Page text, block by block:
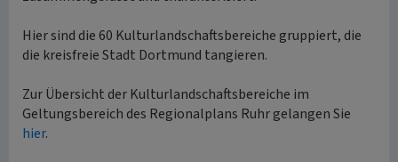
Hier sind die 60 Kulturlandschaftsbereiche gruppiert, die
die kreisfreie Stadt Dortmund tangieren.
Zur Übersicht der Kulturlandschaftsbereiche im
Geltungsbereich des Regionalplans Ruhr gelangen Sie
hier.